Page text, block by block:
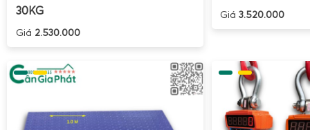
30KG
Giá 2.530.000
Giá3.520.000